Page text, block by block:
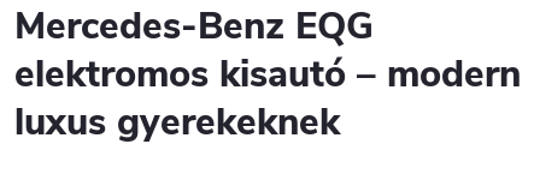
Mercedes-Benz EQG
elektromos kisautó – modern
luxus gyerekeknek